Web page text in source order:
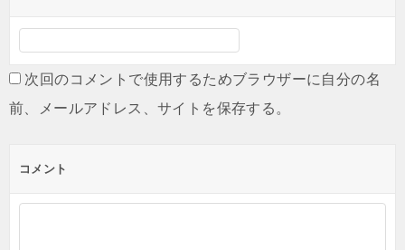
次回のコメントで使用するためブラウザーに自分の名
前、メールアドレス、サイトを保存する。
コメント